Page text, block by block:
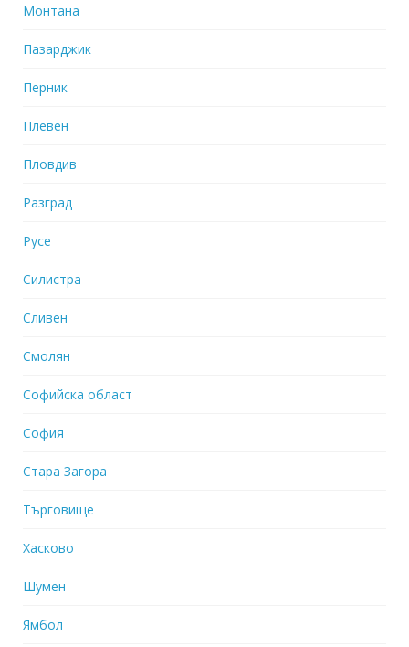
Монтана
Пазарджик
Перник
Плевен
Пловдив
Разград
Русе
Силистра
Сливен
Смолян
Софийска област
София
Стара Загора
Търговище
Хасково
Шумен
Ямбол